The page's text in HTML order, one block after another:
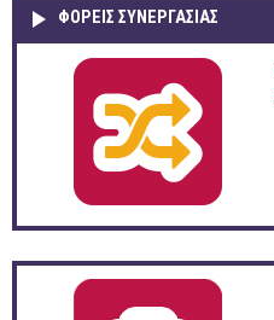
ΦΟΡΕΙΣ ΣΥΝΕΡΓΑΣΙΑΣ